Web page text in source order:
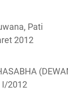
Pati
2012
I/2012